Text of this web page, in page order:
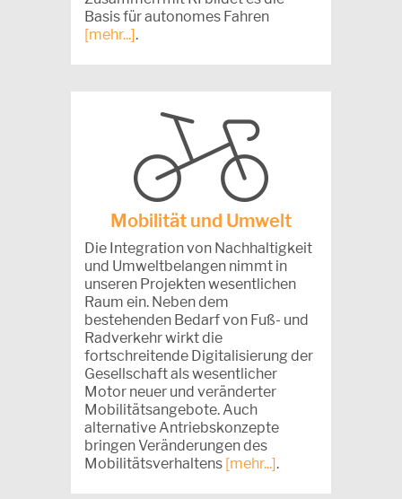
Basis für autonomes Fahren
[mehr...].
Mobilität und Umwelt
Die Integration von Nachhaltigkeit
und Umweltbelangen nimmt in
unseren Projekten wesentlichen
Raum ein. Neben dem
bestehenden Bedarf von Fuß- und
Radverkehr wirkt die
fortschreitende Digitalisierung der
Gesellschaft als wesentlicher
Motor neuer und veränderter
Mobilitätsangebote. Auch
alternative Antriebskonzepte
bringen Veränderungen des
Mobilitätsverhaltens [mehr...].